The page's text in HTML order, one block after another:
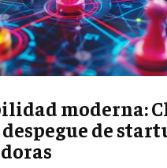
moderna:
de